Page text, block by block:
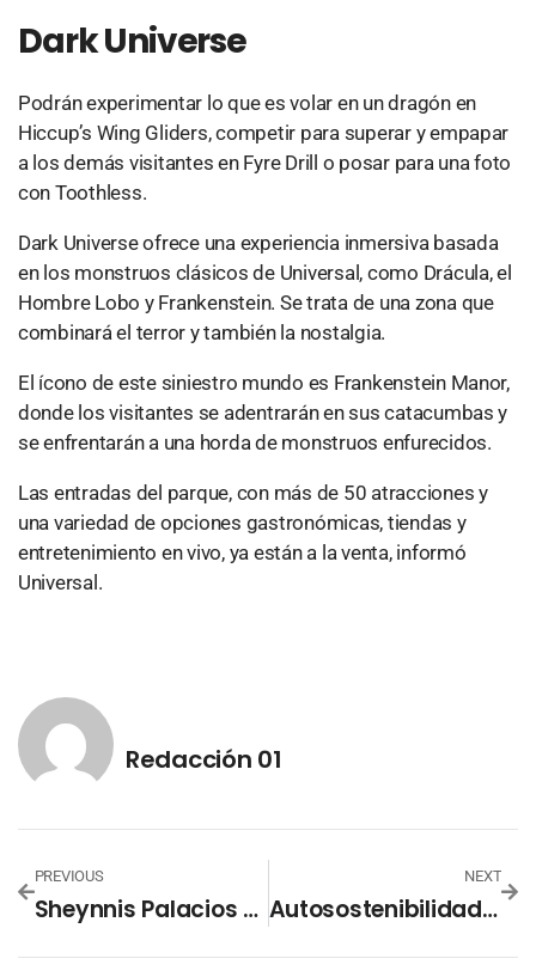
Dark Universe
Podrán experimentar lo que es volar en un dragón en
Hiccup’s Wing Gliders, competir para superar y empapar
a los demás visitantes en Fyre Drill o posar para una foto
con Toothless.
Dark Universe ofrece una experiencia inmersiva basada
en los monstruos clásicos de Universal, como Drácula, el
Hombre Lobo y Frankenstein. Se trata de una zona que
combinará el terror y también la nostalgia.
El ícono de este siniestro mundo es Frankenstein Manor,
donde los visitantes se adentrarán en sus catacumbas y
se enfrentarán a una horda de monstruos enfurecidos.
Las entradas del parque, con más de 50 atracciones y
una variedad de opciones gastronómicas, tiendas y
entretenimiento en vivo, ya están a la venta, informó
Universal.
Redacción 01
PREVIOUS
Sheynnis Palacios Revela Que Miss Universo Le Regaló La Corona Original
NEXT
Autosostenibilidad Penitenciaria: Nueva Fuente De Ingresos Para El Salvador